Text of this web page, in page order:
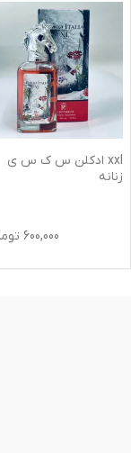
xxl ادکلن س ک س ی
زنانه
600,000